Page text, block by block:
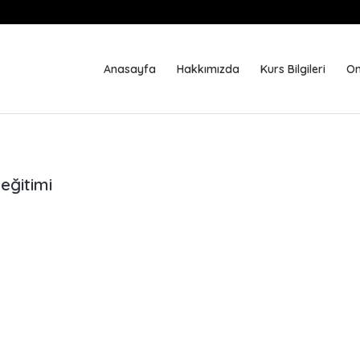
Anasayfa Hakkımızda Kurs Bilgileri